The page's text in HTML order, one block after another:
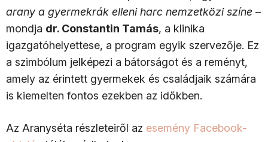
arany a gyermekrák elleni harc nemzetközi színe –
mondja dr. Constantin Tamás, a klinika
igazgatóhelyettese, a program egyik szervezője. Ez
a szimbólum jelképezi a bátorságot és a reményt,
amely az érintett gyermekek és családjaik számára
is kiemelten fontos ezekben az időkben.
Az Aranyséta részleteiről az esemény Facebook-